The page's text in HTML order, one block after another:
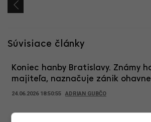
Súvisiace články
Koniec hanby Bratislavy. Známy
majiteľa, naznačuje zánik
24.06.2026 18:50:55 ADRIAN GUBČO